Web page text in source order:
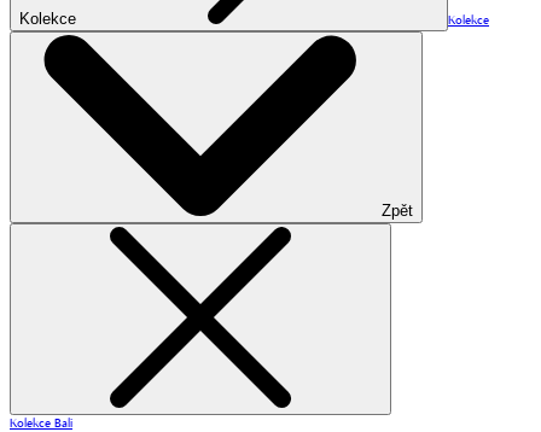
Kolekce Kolekce
Zpět
Kolekce Bali